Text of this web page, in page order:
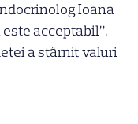
Ioana
este acceptabil”.
a stârnit valuri